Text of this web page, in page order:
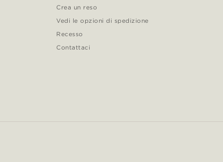
Crea un reso
Vedi le opzioni di spedizione
Recesso
Contattaci